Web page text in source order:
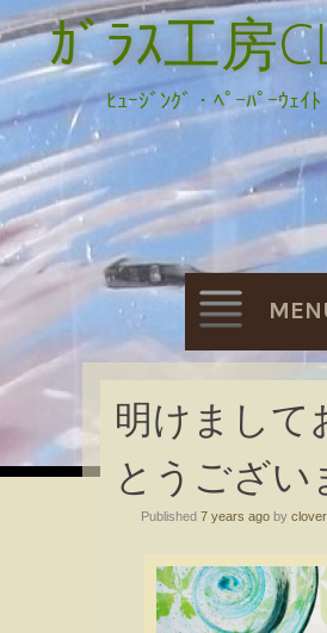
ｶﾞﾗｽ工房
ﾋｭｰｼﾞﾝｸﾞ・ﾍﾟｰﾊﾟｰｳｪｲ
Skip
to
content
明けまして
とうござい
Published 7 years agoby